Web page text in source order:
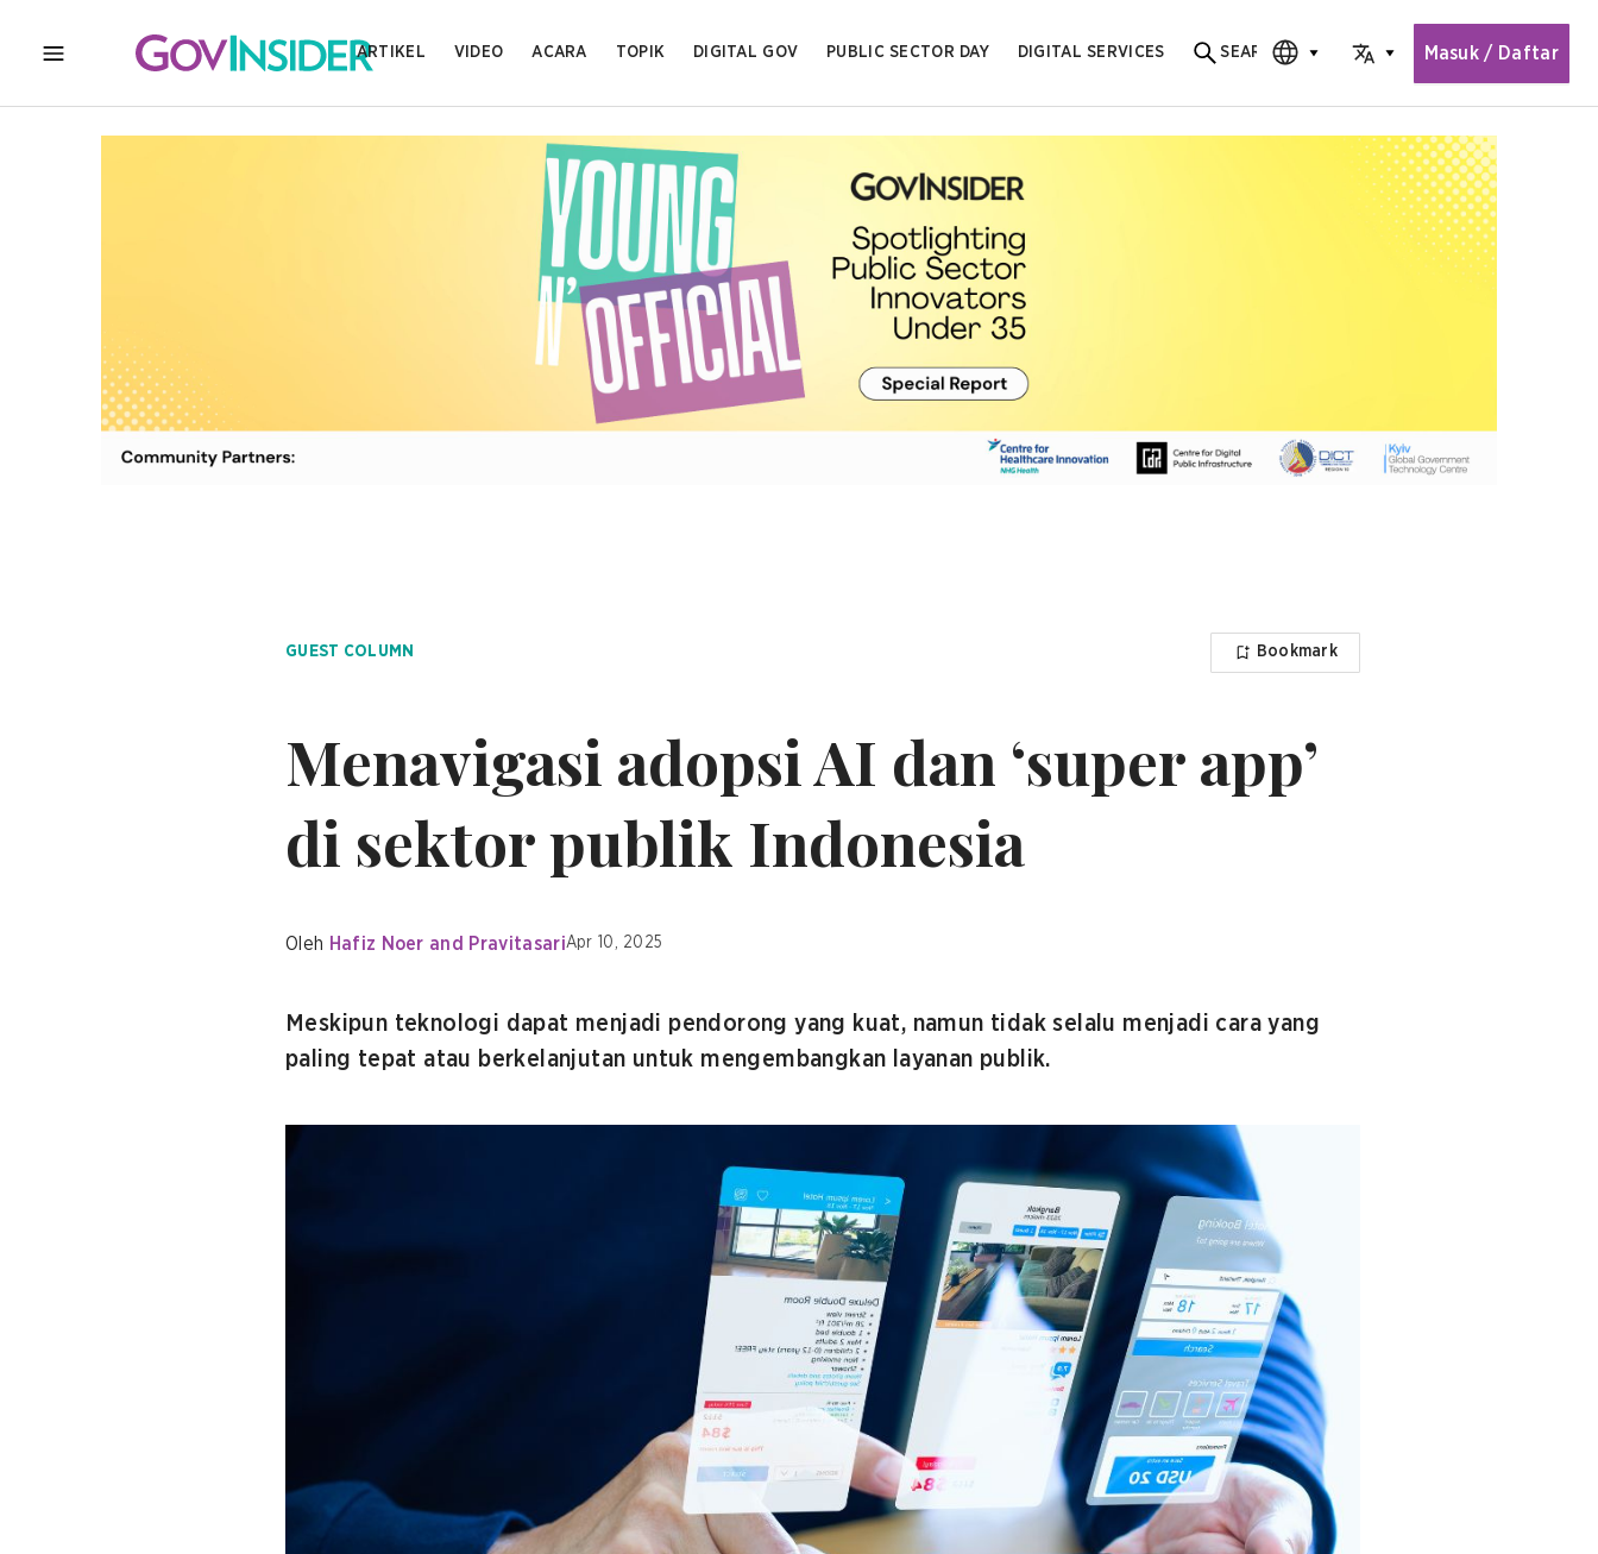
MENU
ARTIKEL VIDEO ACARA TOPIK DIGITAL GOV PUBLIC SECTOR DAY DIGITAL SERVICES
Search for content
SEARCH
CHOOSE EDITIONCHOOSE LANGUAGE
Masuk / Daftar
GUEST COLUMN Bookmark
Menavigasi adopsi AI dan ‘super app’
di sektor publik Indonesia
Oleh Hafiz Noer and PravitasariApr 10, 2025
Meskipun teknologi dapat menjadi pendorong yang kuat, namun tidak selalu menjadi cara yang
paling tepat atau berkelanjutan untuk mengembangkan layanan publik.